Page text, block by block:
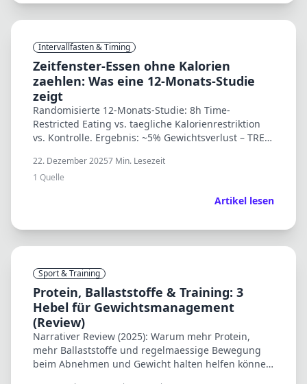
Intervallfasten & Timing
Zeitfenster-Essen ohne Kalorien
zaehlen: Was eine 12-Monats-Studie
zeigt
Randomisierte 12-Monats-Studie: 8h Time-
Restricted Eating vs. taegliche Kalorienrestriktion
vs. Kontrolle. Ergebnis: ~5% Gewichtsverlust – TRE
22. Dezember 20257 Min. Lesezeit
1 Quelle
Artikel lesen
Sport & Training
Protein, Ballaststoffe & Training: 3
Hebel für Gewichtsmanagement
(Review)
Narrativer Review (2025): Warum mehr Protein,
mehr Ballaststoffe und regelmaessige Bewegung
beim Abnehmen und Gewicht halten helfen können